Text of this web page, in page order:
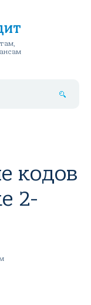
кодов
2-